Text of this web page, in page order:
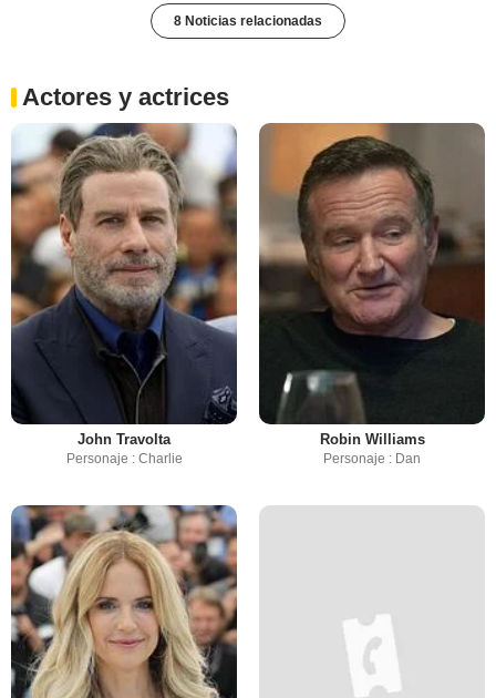
8 Noticias relacionadas
Actores y actrices
John Travolta
Personaje : Charlie
Robin Williams
Personaje : Dan